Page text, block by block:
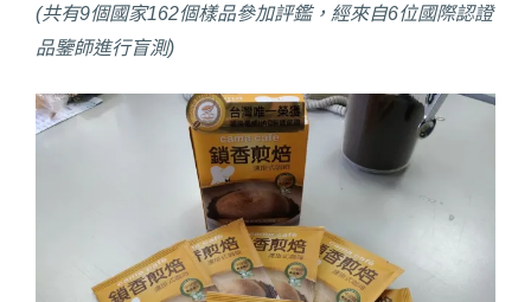
(共有9個國家162個樣品參加評鑑，經來自6位國際認證
品鑒師進行盲測)